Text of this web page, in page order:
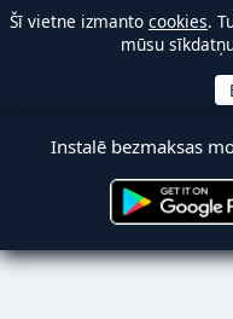
Šī vietne izmanto cookies.
mūsu
Instalē bezmaksas